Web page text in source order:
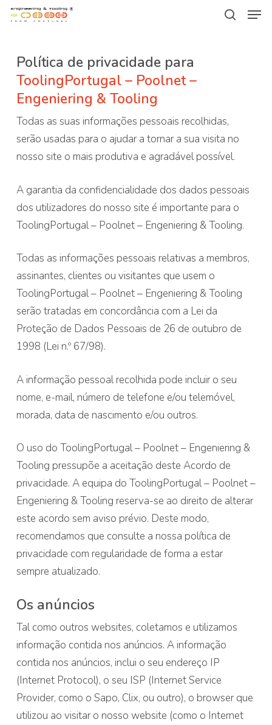
Skip
contentPolítica de privacidade para
ToolingPortugal – Poolnet –
Engeniering & Tooling
Todas as suas informações pessoais recolhidas,
serão usadas para o ajudar a tornar a sua visita no
nosso site o mais produtiva e agradável possível.
A garantia da confidencialidade dos dados pessoais
dos utilizadores do nosso site é importante para o
ToolingPortugal – Poolnet – Engeniering & Tooling.
Todas as informações pessoais relativas a membros,
assinantes, clientes ou visitantes que usem o
ToolingPortugal – Poolnet – Engeniering & Tooling
serão tratadas em concordância com a Lei da
Proteção de Dados Pessoais de 26 de outubro de
1998 (Lei n.º 67/98).
A informação pessoal recolhida pode incluir o seu
nome, e-mail, número de telefone e/ou telemóvel,
morada, data de nascimento e/ou outros.
O uso do ToolingPortugal – Poolnet – Engeniering &
Tooling pressupõe a aceitação deste Acordo de
privacidade. A equipa do ToolingPortugal – Poolnet –
Engeniering & Tooling reserva-se ao direito de alterar
este acordo sem aviso prévio. Deste modo,
recomendamos que consulte a nossa política de
privacidade com regularidade de forma a estar
sempre atualizado.
Os anúncios
Tal como outros websites, coletamos e utilizamos
informação contida nos anúncios. A informação
contida nos anúncios, inclui o seu endereço IP
(Internet Protocol), o seu ISP (Internet Service
Provider, como o Sapo, Clix, ou outro), o browser que
utilizou ao visitar o nosso website (como o Internet
Menu